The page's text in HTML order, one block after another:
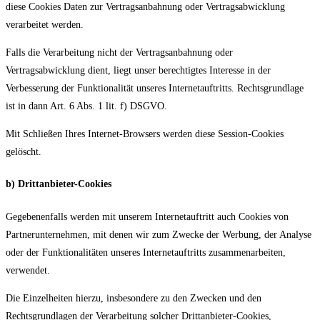
diese Cookies Daten zur Vertragsanbahnung oder Vertragsabwicklung
verarbeitet werden.
Falls die Verarbeitung nicht der Vertragsanbahnung oder
Vertragsabwicklung dient, liegt unser berechtigtes Interesse in der
Verbesserung der Funktionalität unseres Internetauftritts. Rechtsgrundlage
ist in dann Art. 6 Abs. 1 lit. f) DSGVO.
Mit Schließen Ihres Internet-Browsers werden diese Session-Cookies
gelöscht.
b) Drittanbieter-Cookies
Gegebenenfalls werden mit unserem Internetauftritt auch Cookies von
Partnerunternehmen, mit denen wir zum Zwecke der Werbung, der Analyse
oder der Funktionalitäten unseres Internetauftritts zusammenarbeiten,
verwendet.
Die Einzelheiten hierzu, insbesondere zu den Zwecken und den
Rechtsgrundlagen der Verarbeitung solcher Drittanbieter-Cookies,